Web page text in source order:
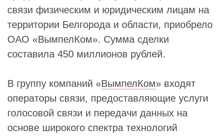
связи физическим и юридическим лицам на
территории Белгорода и области, приобрело
ОАО «ВымпелКом». Сумма сделки
составила 450 миллионов рублей.
В группу компаний «ВымпелКом» входят
операторы связи, предоставляющие услуги
голосовой связи и передачи данных на
основе широкого спектра технологий